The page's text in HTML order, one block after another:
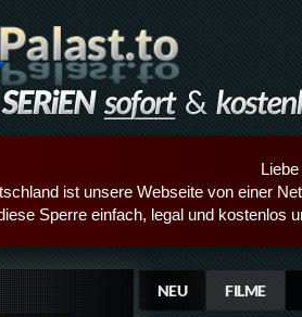
ist unsere Webseite von einer
Sperre einfach, legal und kostenlos
NEU FILME